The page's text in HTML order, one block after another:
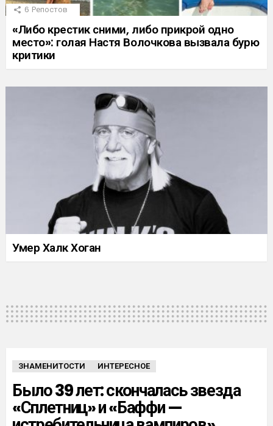
6 Репостов
«Либо крестик сними, либо прикрой одно
место»: голая Настя Волочкова вызвала бурю
критики
Умер Халк Хоган
ЗНАМЕНИТОСТИ ИНТЕРЕСНОЕ
Было 39 лет: скончалась звезда
«Сплетниц» и «Баффи —